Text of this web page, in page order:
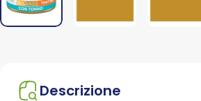
Descrizione